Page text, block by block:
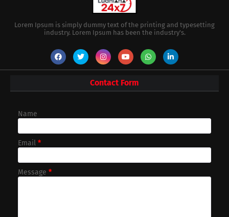
Lorem Ipsum is simply dummy text of the printing and typesetting
industry. Lorem Ipsum has been the industry's.
Contact Form
Name
Email *
Message *